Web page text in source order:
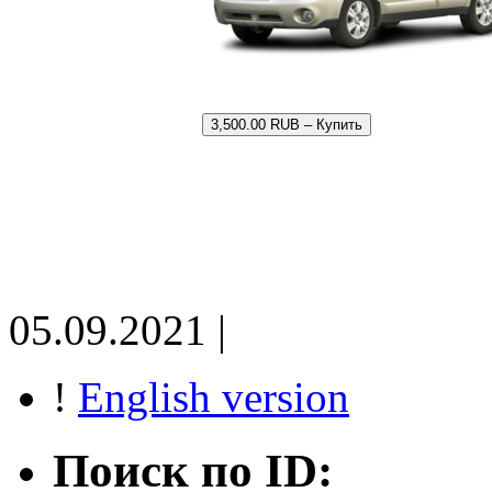
3,500.00 RUB – Купить
05.09.2021 |
! English version
Поиск по ID: